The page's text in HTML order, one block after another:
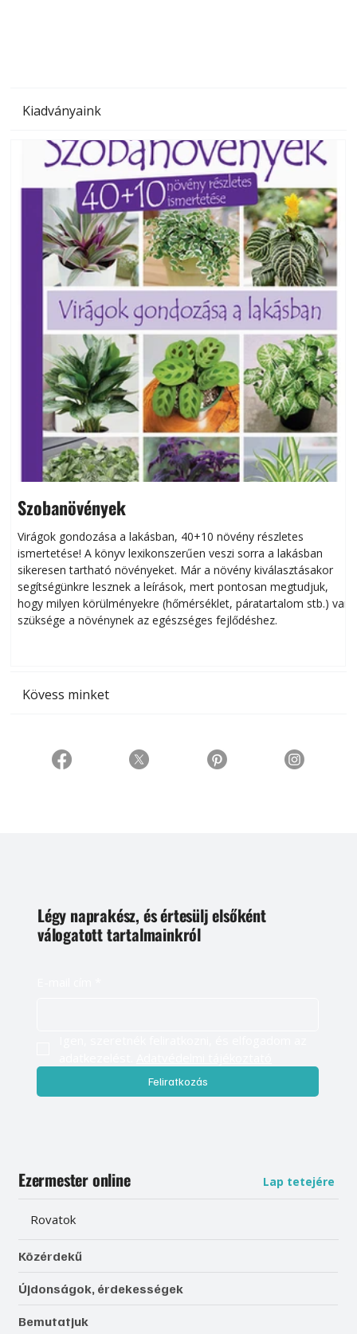
Kiadványaink
Szobanövények
Virágok gondozása a lakásban, 40+10 növény részletes
ismertetése! A könyv lexikonszerűen veszi sorra a lakásban
sikeresen tart­ha­tó növényeket. Már a növény kiválasztásakor
segítségünkre lesznek a leírások, mert pontosan megtudjuk,
hogy milyen körülményekre (hőmérséklet, páratartalom stb.) van
szüksége a növénynek az egészséges fejlődéshez.
Kövess minket
Légy naprakész, és értesülj elsőként
válogatott tartalmainkról
Feliratkozás
Ezermester online Lap tetejére
Rovatok
Közérdekű
Újdonságok, érdekességek
Bemutatjuk